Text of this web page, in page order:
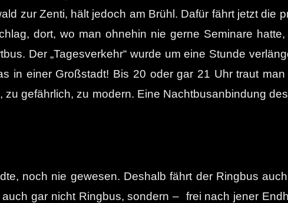
zur Zenti, hält jedoch am Brühl. Dafür fährt jetzt die
dort, wo man ohnehin nie gerne Seminare
Der „Tagesverkehr“ wurde um eine Stunde
in einer Großstadt! Bis 20 oder gar 21 Uhr traut
gefährlich, zu modern. Eine Nachtbusanbindung
noch nie gewesen. Deshalb fährt der Ringbus
gar nicht Ringbus, sondern – frei nach jener